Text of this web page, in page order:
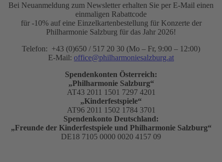
Bei Neuanmeldung zum Newsletter erhalten Sie per E-Mail einen
einmaligen Rabattcode
für -10% auf eine Einzelkartenbestellung für Konzerte der
Philharmonie Salzburg für das Jahr 2026!
Telefon: +43 (0)650 / 517 20 30 (Mo – Fr, 9:00 – 12:00)
E-Mail: office@philharmoniesalzburg.at
Spendenkonten Österreich:
„Philharmonie Salzburg“
AT43 2011 1501 7297 4201
„Kinderfestspiele“
AT96 2011 1502 1784 3701
Spendenkonto Deutschland:
„Freunde der Kinderfestspiele und Philharmonie Salzburg“
DE18 7105 0000 0020 4157 09